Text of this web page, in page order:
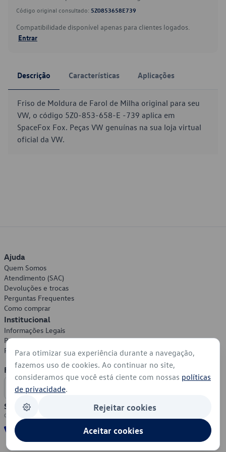
Código original consultado: 5Z0853658E739
Compatibilidade disponível apenas para clientes logados.
Entrar
Descrição Características Aplicações
Friso de Moldura de Farol de Milha original para seu
VW, o código 5Z0-853-658-E -739 aplica em
SpaceFox Fox. Peças VW genuínas na sua loja virtual
oficial da VW.
Ajuda
Quem Somos
Atendimento (SAC)
Devoluções e trocas
Perguntas Frequentes
Como comprar
Institucional
Informações Legais
Política de Privacidade
Política de Cookies
Formas de Pagamento
Segurança
Para otimizar sua experiência durante a navegação,
fazemos uso de cookies. Ao continuar no site,
consideramos que você está ciente com nossas políticas
de privacidade.
Rejeitar cookies
Aceitar cookies